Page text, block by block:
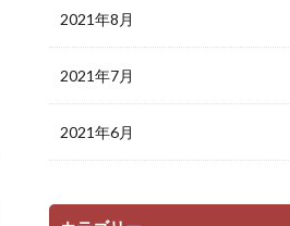
2021年8月
2021年7月
2021年6月